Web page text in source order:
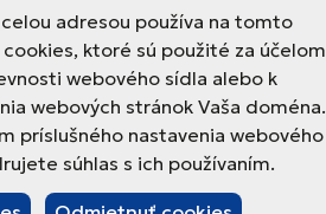
adresou používa na tomto
ktoré sú použité za účelom
webového sídla alebo k
webových stránok Vaša doména.
príslušného nastavenia webového
súhlas s ich používaním.